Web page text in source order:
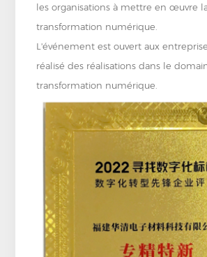
les organisations à mettre en œuvre
transformation numérique.
L'événement est ouvert aux
réalisé des réalisations dans le
transformation numérique.